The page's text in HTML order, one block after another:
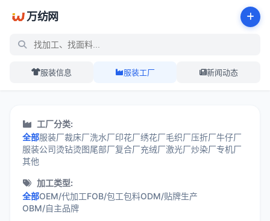
万纺网
服装信息 服装工厂 新闻动态
服装工厂展示中心 - 万纺网
工厂分类:
全部服装厂裁床厂洗水厂印花厂绣花厂毛织厂压折厂牛仔厂
服装公司烫钻烫图尾部厂复合厂充绒厂激光厂炒染厂专机厂
其他
加工类型:
全部OEM/代加工FOB/包工包料ODM/贴牌生产
OBM/自主品牌